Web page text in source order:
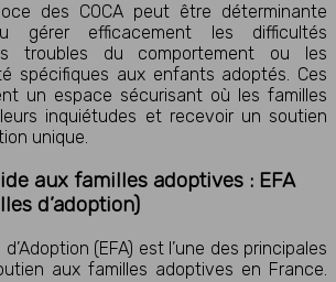
des COCA peut être déterminante
gérer efficacement les difficultés
troubles du comportement ou les
spécifiques aux enfants adoptés. Ces
un espace sécurisant où les familles
inquiétudes et recevoir un soutien
unique.
aux familles adoptives : EFA
d’adoption)
(EFA) est l’une des principales
aux familles adoptives en France.